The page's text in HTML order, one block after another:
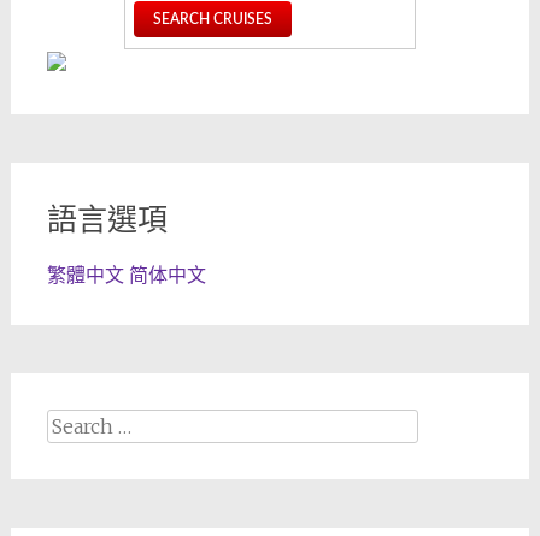
語言選項
繁體中文 简体中文
Search